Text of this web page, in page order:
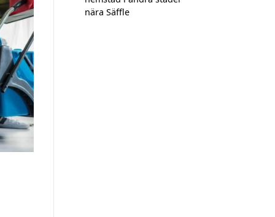
nära Säffle